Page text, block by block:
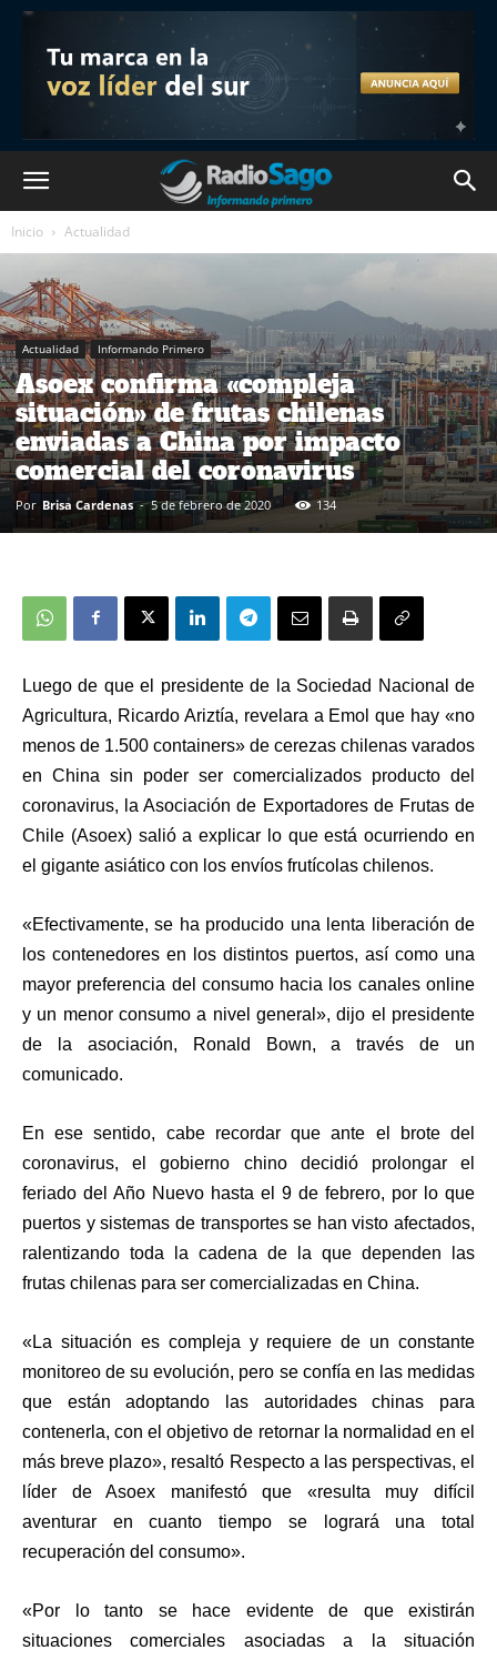
Inicio Actualidad
Actualidad Informando Primero
Asoex confirma «compleja
situación» de frutas chilenas
enviadas a China por impacto
comercial del coronavirus
Por Brisa Cardenas - 5 de febrero de 2020 134
Luego de que el presidente de la Sociedad Nacional de
Agricultura, Ricardo Ariztía, revelara a Emol que hay «no
menos de 1.500 containers» de cerezas chilenas varados
en China sin poder ser comercializados producto del
coronavirus, la Asociación de Exportadores de Frutas de
Chile (Asoex) salió a explicar lo que está ocurriendo en
el gigante asiático con los envíos frutícolas chilenos.
«Efectivamente, se ha producido una lenta liberación de
los contenedores en los distintos puertos, así como una
mayor preferencia del consumo hacia los canales online
y un menor consumo a nivel general», dijo el presidente
de la asociación, Ronald Bown, a través de un
comunicado.
En ese sentido, cabe recordar que ante el brote del
coronavirus, el gobierno chino decidió prolongar el
feriado del Año Nuevo hasta el 9 de febrero, por lo que
puertos y sistemas de transportes se han visto afectados,
ralentizando toda la cadena de la que dependen las
frutas chilenas para ser comercializadas en China.
«La situación es compleja y requiere de un constante
monitoreo de su evolución, pero se confía en las medidas
que están adoptando las autoridades chinas para
contenerla, con el objetivo de retornar la normalidad en el
más breve plazo», resaltó Respecto a las perspectivas, el
líder de Asoex manifestó que «resulta muy difícil
aventurar en cuanto tiempo se logrará una total
recuperación del consumo».
«Por lo tanto se hace evidente de que existirán
situaciones comerciales asociadas a la situación